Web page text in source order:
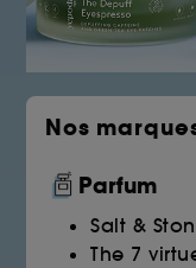
Nos
Parfum
Salt &
The 7